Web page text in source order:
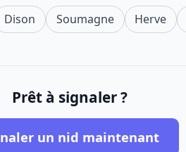
Dison Soumagne Herve
Prêt à signaler ?
un nid maintenant